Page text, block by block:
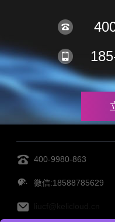
400-9980-863
微信:18588785629